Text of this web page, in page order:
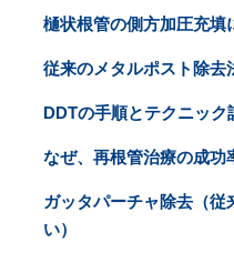
樋状根管の側方加圧充填
従来のメタルポスト除去
DDTの手順とテクニック
なぜ、再根管治療の成功
ガッタパーチャ除去（
い）